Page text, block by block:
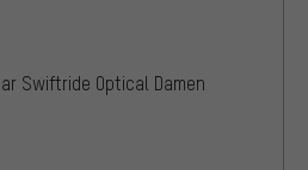
Swiftride Optical Damen